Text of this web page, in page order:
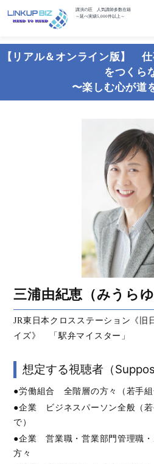
講演の匠 人気講師多数在籍
～延べ実績5,000件以上～
【リアル＆オンライン版】
をつくら
〜楽しむ心が道
三浦由紀恵（みうらゆ
JR東日本クロスステーション《旧
イズ》 「駅弁マイスター」
想定する視聴者（
●労働組合 全階層の方々（若手組
●企業 ビジネスパーソン全般（若
で）
●企業 営業職・営業部門管理職
方々